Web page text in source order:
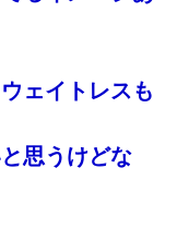
ェイトレスも
思うけどな